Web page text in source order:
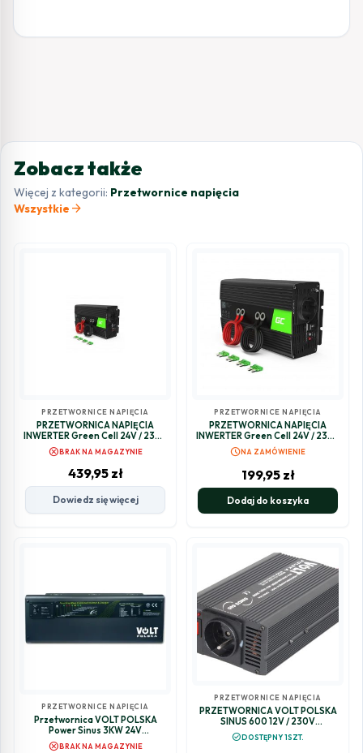
Zobacz także
Więcej z kategorii: Przetwornice napięcia
Wszystkie arrow_forward
PRZETWORNICE NAPIĘCIA
PRZETWORNICA NAPIĘCIA
INWERTER Green Cell 24V / 230V
1000W/2000W CZYSTA
SINUSOIDA INV18
cancelBRAK NA MAGAZYNIE
439,95 zł
Dowiedz się więcej
PRZETWORNICE NAPIĘCIA
PRZETWORNICA NAPIĘCIA
INWERTER Green Cell 24V / 230V
150W/300W MODYFIKOWANA
SINUSOIDA INV28
scheduleNA ZAMÓWIENIE
199,95 zł
Dodaj do koszyka
PRZETWORNICE NAPIĘCIA
Przetwornica VOLT POLSKA
Power Sinus 3KW 24V
cancelBRAK NA MAGAZYNIE
PRZETWORNICE NAPIĘCIA
PRZETWORNICA VOLT POLSKA
SINUS 600 12V / 230V
check_circleDOSTĘPNY 1SZT.